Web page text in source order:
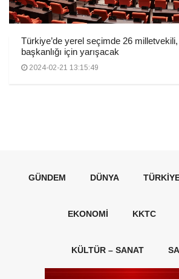
Türkiye’de yerel seçimde 26
başkanlığı için yarışacak
2024-02-21 13:15:49
GÜNDEM DÜNYA
EKONOMI KKTC
KÜLTÜR – SANAT